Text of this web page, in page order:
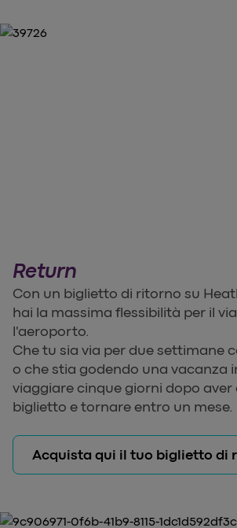
Return
Con un biglietto di ritorno su
hai la massima flessibilità per il
l'aeroporto.
Che tu sia via per due settimane
o che stia godendo una vacanza
viaggiare cinque giorni dopo
biglietto e tornare entro un mese.
Acquista qui il tuo biglietto di